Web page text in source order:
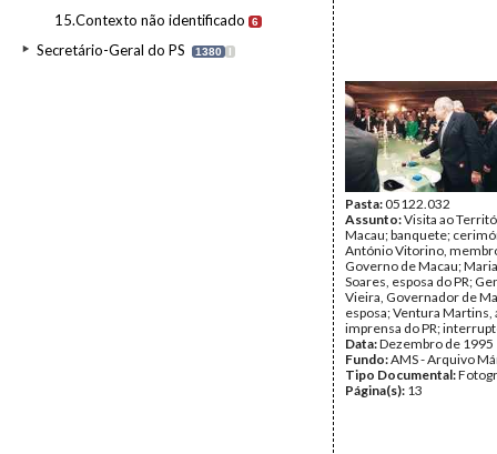
15.Contexto não identificado 6
Secretário-Geral do PS 1380 I
Pasta:05122.032
Assunto:Visita ao
Macau; banquete;
António Vitorino,
Governo de Macau;
Soares, esposa do PR;
Vieira, Governador de
esposa; Ventura Martins,
imprensa do PR;
Data:Dezembro de 1995
Fundo:AMS - Arquivo
Tipo Documental:
Página(s): 13